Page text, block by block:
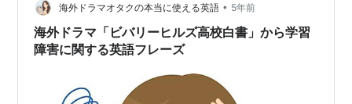
海外ドラマオタクの本当に使える英語 • 5年前
海外ドラマ「ビバリーヒルズ高校白書」から学習
障害に関する英語フレーズ